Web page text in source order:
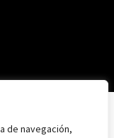
de navegación,